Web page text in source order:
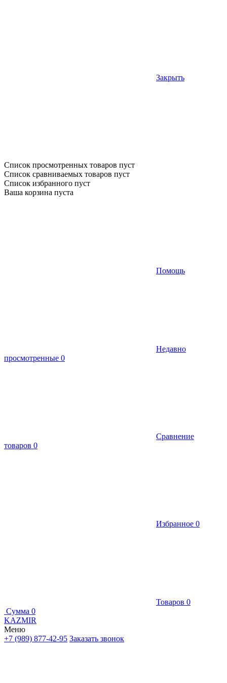
Закрыть
Список просмотренных товаров пуст
Список сравниваемых товаров пуст
Список избранного пуст
Ваша корзина пуста
Помощь
Недавно
просмотренные 0
Сравнение
товаров 0
Избранное 0
Товаров 0
Сумма 0
KAZMIR
Меню
+7 (989) 877-42-95 Заказать звонок